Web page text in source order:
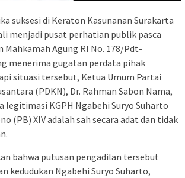
suksesi di Keraton Kasunanan Surakarta
menjadi pusat perhatian publik pasca
Mahkamah Agung RI No. 178/Pdt-
menerima gugatan perdata pihak
situasi tersebut, Ketua Umum Partai
(PDKN), Dr. Rahman Sabon Nama,
legitimasi KGPH Ngabehi Suryo Suharto
(PB) XIV adalah sah secara adat dan tidak
bahwa putusan pengadilan tersebut
kedudukan Ngabehi Suryo Suharto,